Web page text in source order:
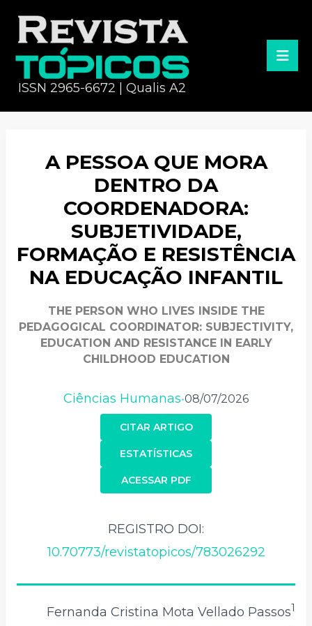
ISSN 2965-6672 | Qualis A2
A PESSOA QUE MORA
DENTRO DA
COORDENADORA:
SUBJETIVIDADE,
FORMAÇÃO E RESISTÊNCIA
NA EDUCAÇÃO INFANTIL
THE PERSON WHO LIVES INSIDE THE
PEDAGOGICAL COORDINATOR: SUBJECTIVITY,
EDUCATION AND RESISTANCE IN EARLY
CHILDHOOD EDUCATION
Ciências Humanas•08/07/2026
CITAR ARTIGO
ACESSAR PDF
ESTATÍSTICAS
REGISTRO DOI:
10.70773/revistatopicos/783026292
Fernanda Cristina Mota Vellado Passos1